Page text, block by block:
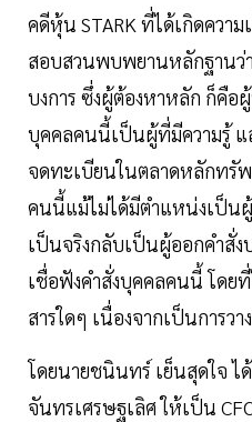
คดีหุ้น STARK ที่ได้เกิดควา
สอบสวนพบพยานหลักฐานว่
บงการ ซึ่งผู้ต้องหาหลัก ก็คื
บุคคลคนนี้เป็นผู้ที่มีความรู้ แ
จดทะเบียนในตลาดหลักทรั
คนนี้แม้ไม่ได้มีตำแหน่งเป็น
เป็นจริงกลับเป็นผู้ออกคำสั่
เชื่อฟังคำสั่งบุคคลคนนี้ โดย
สารใดๆ เนื่องจากเป็นการว
โดยนายชนินทร์ เย็นสุดใจ ไ
จันทรเศรษฐเลิศ ให้เป็น